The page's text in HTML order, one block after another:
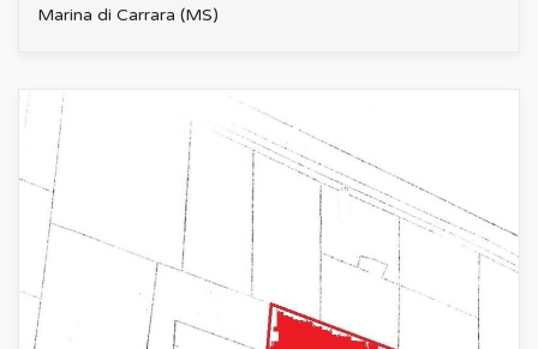
Marina di Carrara (MS)